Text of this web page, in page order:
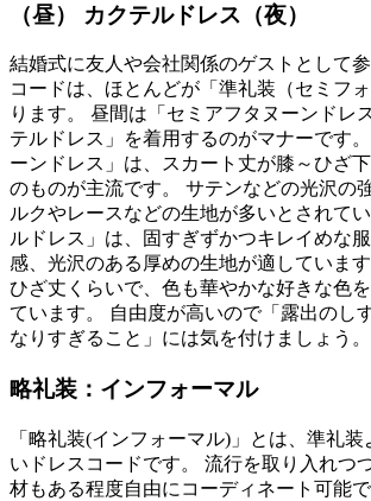
（昼） カクテルドレス（夜）
結婚式に友人や会社関係のゲストとして
コードは、ほとんどが「準礼装（セミフ
ります。 昼間は「セミアフタヌーンドレ
テルドレス」を着用するのがマナーです
ーンドレス」は、スカート丈が膝～ひざ
のものが主流です。 サテンなどの光沢の
ルクやレースなどの生地が多いとされて
ルドレス」は、固すぎずかつキレイめな
感、光沢のある厚めの生地が適していま
ひざ丈くらいで、色も華やかな好きな色
ています。 自由度が高いので「露出のし
なりすぎること」には気を付けましょう。
略礼装：インフォーマル
「略礼装(インフォーマル)」とは、準礼
いドレスコードです。 流行を取り入れつ
材もある程度自由にコーディネート可能